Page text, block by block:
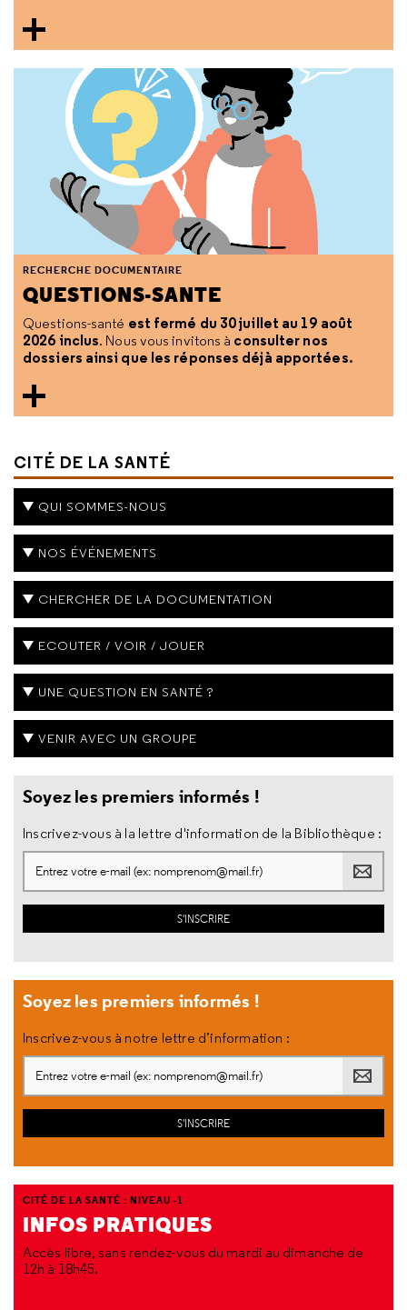
QUESTIONS-SANTE
RECHERCHE DOCUMENTAIRE
Questions-santé est fermé du 30 juillet au 19 août
2026 inclus. Nous vous invitons à consulter nos
dossiers ainsi que les réponses déjà apportées.
CITÉ DE LA SANTÉ
QUI SOMMES-NOUS
NOS ÉVÉNEMENTS
CHERCHER DE LA DOCUMENTATION
ECOUTER / VOIR / JOUER
UNE QUESTION EN SANTÉ ?
VENIR AVEC UN GROUPE
Soyez les premiers informés !
Inscrivez-vous à la lettre d'information de la Bibliothèque :
Soyez les premiers informés !
Inscrivez-vous à notre lettre d’information :
INFOS PRATIQUES
CITÉ DE LA SANTÉ : NIVEAU -1
Accès libre, sans rendez-vous du mardi au dimanche de
12h à 18h45.